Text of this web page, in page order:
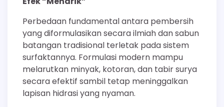
Perbedaan fundamental antara pembersih
yang diformulasikan secara ilmiah dan sabun
batangan tradisional terletak pada sistem
surfaktannya. Formulasi modern mampu
melarutkan minyak, kotoran, dan tabir surya
secara efektif sambil tetap meninggalkan
lapisan hidrasi yang nyaman.